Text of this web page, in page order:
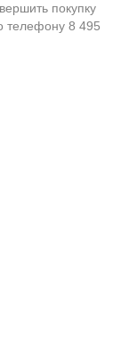
покупку
телефону 8 495